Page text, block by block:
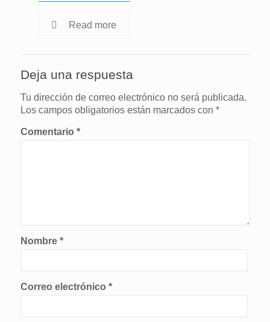
Read more
Deja una respuesta
Tu dirección de correo electrónico no será publicada.
Los campos obligatorios están marcados con *
Comentario *
Nombre *
Correo electrónico *